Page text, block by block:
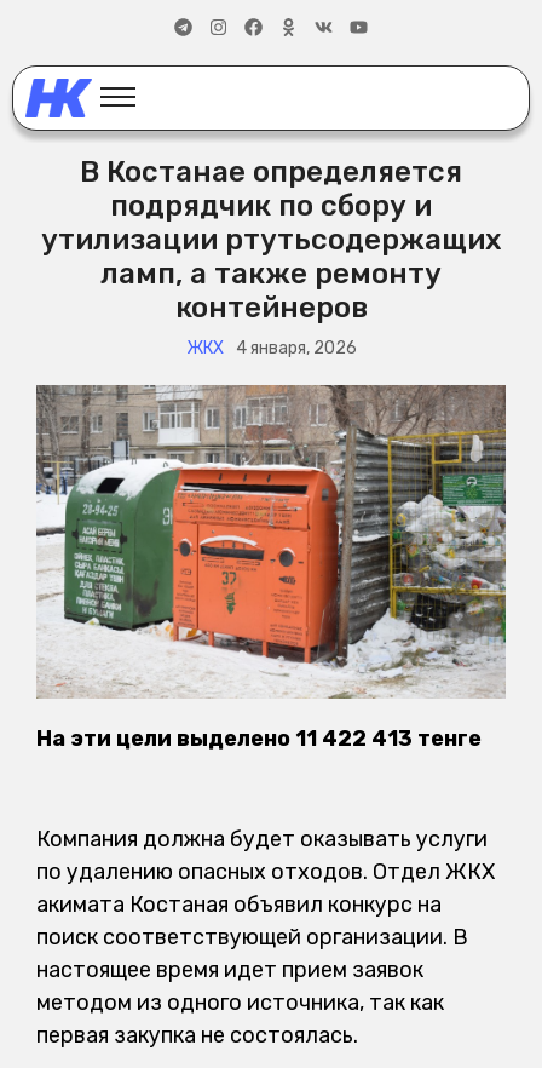
В Костанае определяется
подрядчик по сбору и
утилизации ртутьсодержащих
ламп, а также ремонту
контейнеров
ЖКХ 4 января, 2026
На эти цели выделено 11 422 413 тенге
Компания должна будет оказывать услуги
по удалению опасных отходов. Отдел ЖКХ
акимата Костаная объявил конкурс на
поиск соответствующей организации. В
настоящее время идет прием заявок
методом из одного источника, так как
первая закупка не состоялась.